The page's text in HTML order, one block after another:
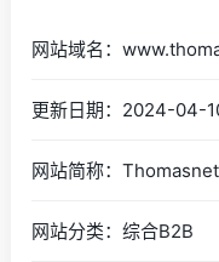
网站域名：
更新日期：2024-04-
网站分类：综合B2B